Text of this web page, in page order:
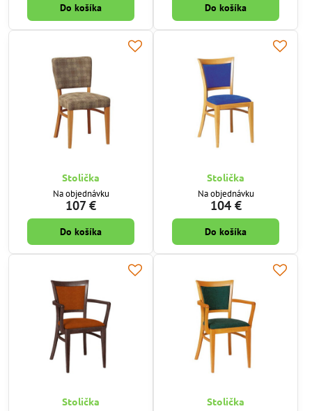
Do košíka Do košíka
Stolička
Na objednávku
107 €
Do košíka
Stolička
Na objednávku
104 €
Do košíka
Stolička Stolička